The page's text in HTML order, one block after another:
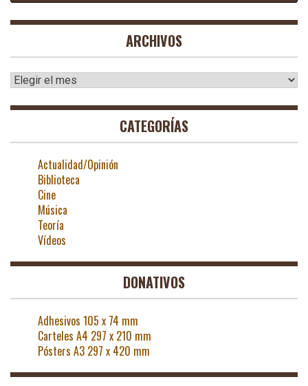
ARCHIVOS
Archivos
CATEGORÍAS
Actualidad/Opinión
Biblioteca
Cine
Música
Teoría
Vídeos
DONATIVOS
Adhesivos 105 x 74 mm
Carteles A4 297 x 210 mm
Pósters A3 297 x 420 mm